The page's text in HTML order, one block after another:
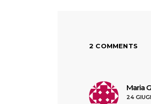
2 COMMENTS
Maria
24